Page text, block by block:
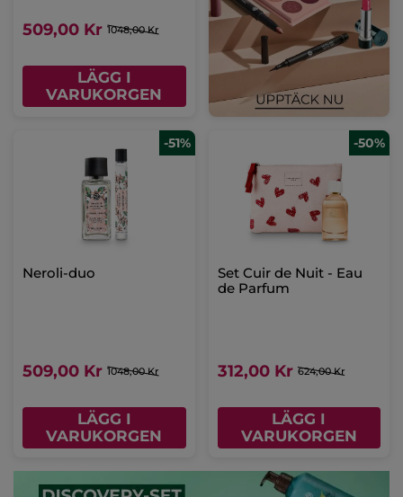
509,00 Kr 1048,00 Kr
LÄGG I
VARUKORGEN
-51%
Neroli-duo
509,00 Kr 1048,00 Kr
LÄGG I
VARUKORGEN
-50%
Set Cuir de Nuit - Eau
de Parfum
312,00 Kr 624,00 Kr
LÄGG I
VARUKORGEN